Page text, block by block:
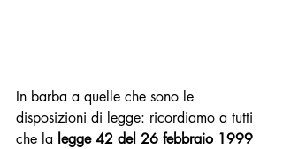
In barba a quelle che sono le
disposizioni di legge: ricordiamo a tutti
che la legge 42 del 26 febbraio 1999